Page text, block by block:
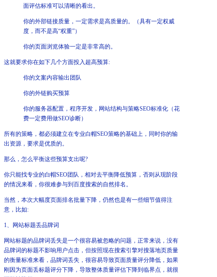
面评估标准可以清晰的看出。
你的外部链接质量，一定需求是高质量的。（具有一定权威
度，而不是高“权重”）
你的页面浏览体验一定是非常高的。
这就要求你在如下几个方面投入超高预算:
你的文案内容输出团队
你的外链购买预算
你的服务器配置，程序开发，网站结构与策略SEO标准化（花
费一定费用做SEO诊断）
所有的策略，都必须建立在专业白帽SEO策略的基础上，同时你的输
出资源，要求是优质的。
那么，怎么平衡这些预算支出呢?
你只能找专业的白帽SEO团队，相对去平衡降低预算，否则从现阶段
的情况来看，你很难参与到百度搜索的自然排名。
当然，本次大幅度页面排名批量下降，仍然也是有一些细节值得注
意，比如:
1、网站标题丢品牌词
网站标题的品牌词丢失是一个很容易被忽略的问题，正常来说，没有
品牌词的标题不影响用户点击，但按照现在搜索引擎对搜落地页质量
的衡量标准来看，品牌词丢失，很容易导致页面质量评分降低，如果
刚因为页面丢标题评分下降，导致整体质量评估下降到临界点，就很